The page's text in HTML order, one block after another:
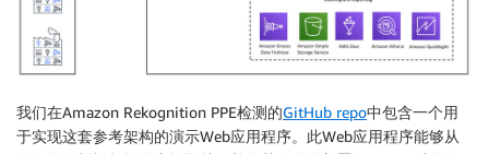
                            },
"Confidence":
                            "Type": "HEAD_COVER",
                            "CoversBodyPart": {
"Confidence":
                                "Value": true
                            }
我们在Amazon Rekognition PPE检测的GitHub repo中包含一个用
于实现这套参考架构的演示Web应用程序。此Web应用程序能够从